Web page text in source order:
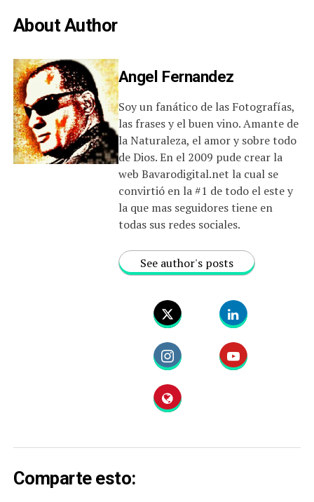
About Author
Angel Fernandez
Soy un fanático de las Fotografías,
las frases y el buen vino. Amante de
la Naturaleza, el amor y sobre todo
de Dios. En el 2009 pude crear la
web Bavarodigital.net la cual se
convirtió en la #1 de todo el este y
la que mas seguidores tiene en
todas sus redes sociales.
See author's posts
Comparte esto: